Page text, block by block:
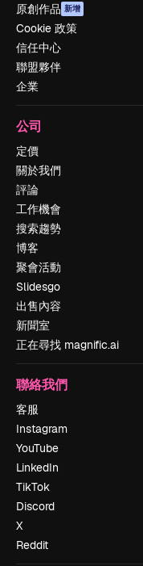
原創作品 新增
Cookie 政策
信任中心
聯盟夥伴
企業
公司
定價
關於我們
評論
工作機會
搜索趨勢
博客
聚會活動
Slidesgo
出售內容
新聞室
正在尋找 magnific.ai
聯絡我們
客服
Instagram
YouTube
LinkedIn
TikTok
Discord
X
Reddit